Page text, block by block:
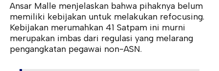
Ansar Malle menjelaskan bahwa pihaknya belum
memiliki kebijakan untuk melakukan refocusing.
Kebijakan merumahkan 41 Satpam ini murni
merupakan imbas dari regulasi yang melarang
pengangkatan pegawai non-ASN.